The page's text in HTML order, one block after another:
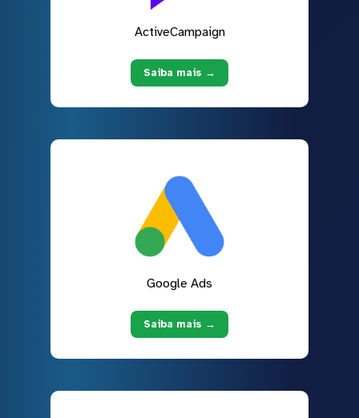
ActiveCampaign
Saiba mais →
Google Ads
Saiba mais →